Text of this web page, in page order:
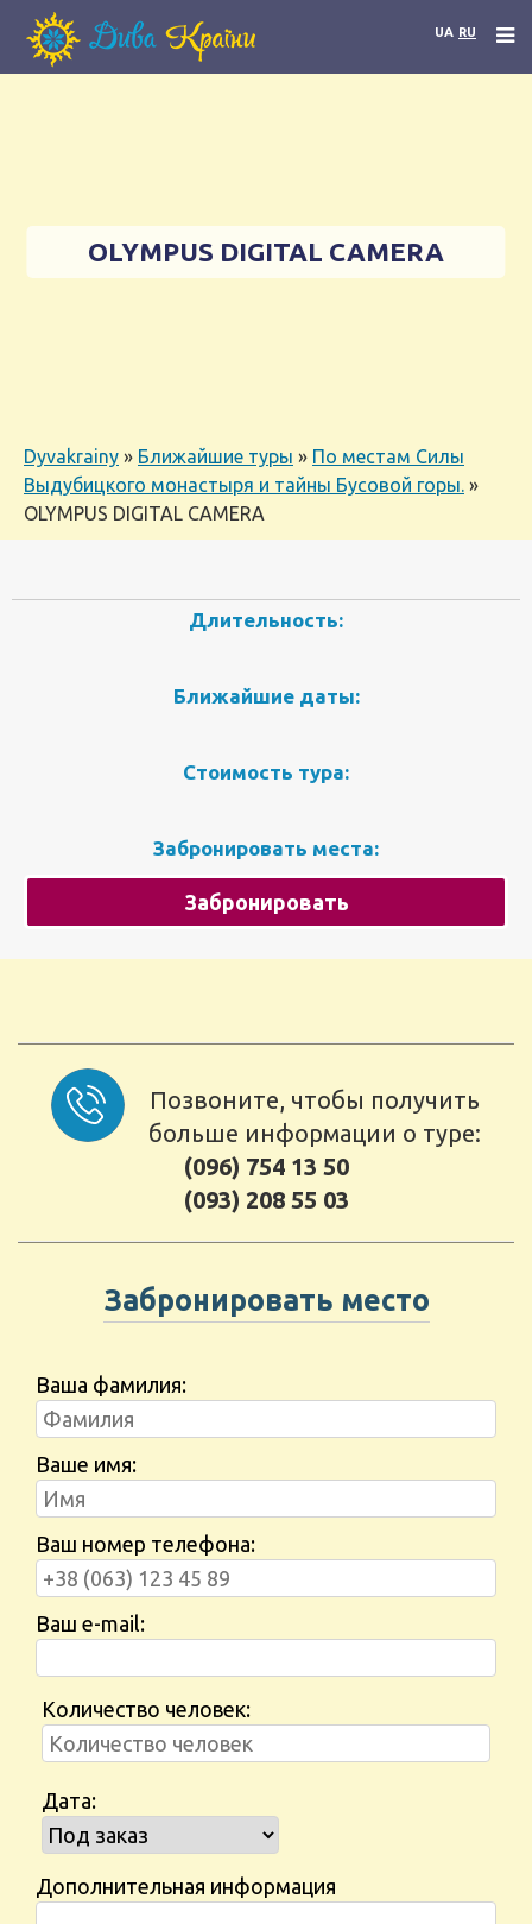
UA RU
OLYMPUS DIGITAL CAMERA
Dyvakrainy » Ближайшие туры » По местам Силы
Выдубицкого монастыря и тайны Бусовой горы. »
OLYMPUS DIGITAL CAMERA
Длительность:
Ближайшие даты:
Стоимость тура:
Забронировать места:
Забронировать
Позвоните, чтобы получить
больше информации о туре:
(096) 754 13 50
(093) 208 55 03
Забронировать место
Ваша фамилия:
Ваше имя:
Ваш номер телефона:
Ваш e-mail:
Количество человек:
Дата:
Дополнительная информация